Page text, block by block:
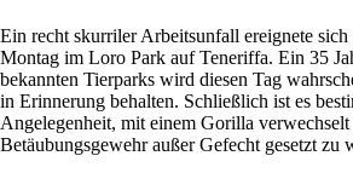
Ein recht skurriler Arbeitsunfall ereignete sich
Montag im Loro Park auf Teneriffa. Ein 35
bekannten Tierparks wird diesen Tag
in Erinnerung behalten. Schließlich ist es
Angelegenheit, mit einem Gorilla
Betäubungsgewehr außer Gefecht gesetzt zu